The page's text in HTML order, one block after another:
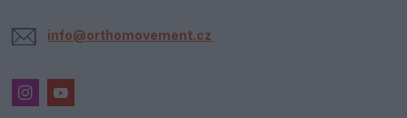
info@orthomovement.cz